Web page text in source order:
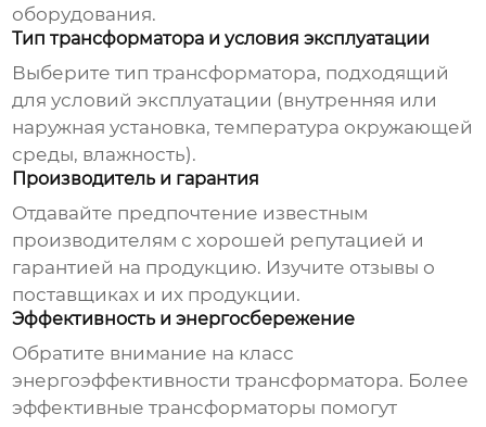
оборудования.
Тип трансформатора и условия эксплуатации
Выберите тип трансформатора, подходящий
для условий эксплуатации (внутренняя или
наружная установка, температура окружающей
среды, влажность).
Производитель и гарантия
Отдавайте предпочтение известным
производителям с хорошей репутацией и
гарантией на продукцию. Изучите отзывы о
поставщиках и их продукции.
Эффективность и энергосбережение
Обратите внимание на класс
энергоэффективности трансформатора. Более
эффективные трансформаторы помогут